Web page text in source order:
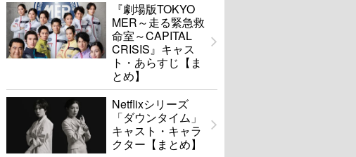
『劇場版TOKYO
MER～走る緊急救
命室～CAPITAL
CRISIS』キャス
ト・あらすじ【ま
とめ】
Netflixシリーズ
「ダウンタイム」
キャスト・キャラ
クター【まとめ】